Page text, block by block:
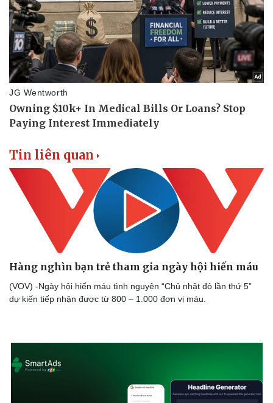
Sức khỏe
Dinh dưỡng - món ngon
Cây thuốc
Sản phụ khoa
Nhi khoa
Làm đẹp - giảm cân
Phòng mạch online
Ăn sạch sống khỏe
Đời sống
Nhà đẹp
Tình yêu - Gia đình
Tin liên quan
Hàng nghìn bạn trẻ tham gia ngày hội hiến máu
(VOV) -Ngày hội hiến máu tình nguyện “Chủ nhật đỏ lần thứ 5”
dự kiến tiếp nhận được từ 800 – 1.000 đơn vị máu.